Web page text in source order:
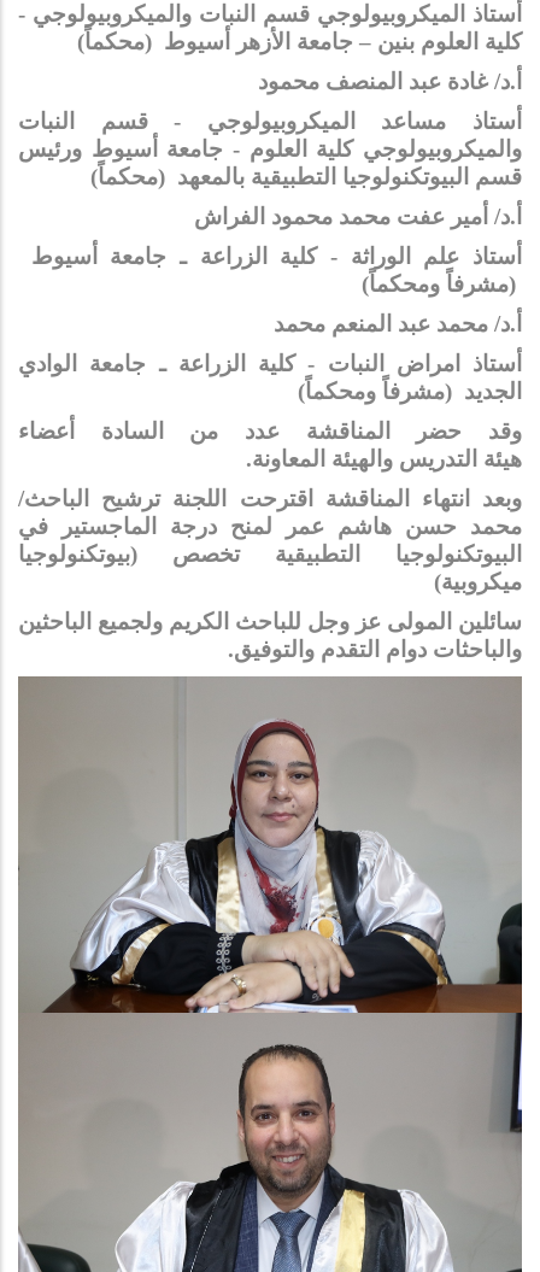
أستاذ الميكروبيولوجي قسم النبات والميكروبيولوجي -
كلية العلوم بنين – جامعة الأزهر أسيوط (محكماً)
أ.د/ غادة عبد المنصف محمود
أستاذ مساعد الميكروبيولوجي - قسم النبات
والميكروبيولوجي كلية العلوم - جامعة أسيوط ورئيس
قسم البيوتكنولوجيا التطبيقية بالمعهد (محكماً)
أ.د/ أمير عفت محمد محمود الفراش
أستاذ علم الوراثة - كلية الزراعة ـ جامعة أسيوط
(مشرفاً ومحكماً)
أ.د/ محمد عبد المنعم محمد
أستاذ امراض النبات - كلية الزراعة ـ جامعة الوادي
الجديد (مشرفاً ومحكماً)
وقد حضر المناقشة عدد من السادة أعضاء
هيئة التدريس والهيئة المعاونة.
وبعد انتهاء المناقشة اقترحت اللجنة ترشيح الباحث/
محمد حسن هاشم عمر لمنح درجة الماجستير في
البيوتكنولوجيا التطبيقية تخصص (بيوتكنولوجيا
ميكروبية)
سائلين المولى عز وجل للباحث الكريم ولجميع الباحثين
والباحثات دوام التقدم والتوفيق.